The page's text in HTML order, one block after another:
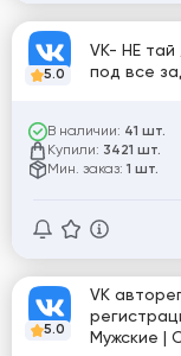
5.0
VK- НЕ
под все
В наличии: 41 шт.
Купили: 3421 шт.
Мин. заказ: 1 шт.
5.0
VK
Мужские |